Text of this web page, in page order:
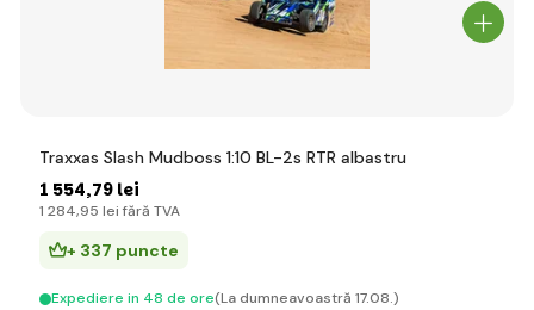
Traxxas Slash Mudboss 1:10 BL-2s RTR albastru
1 554,79 lei
1 284,95 lei fără TVA
+ 337 puncte
Expediere in 48 de ore(La dumneavoastră 17.08.)